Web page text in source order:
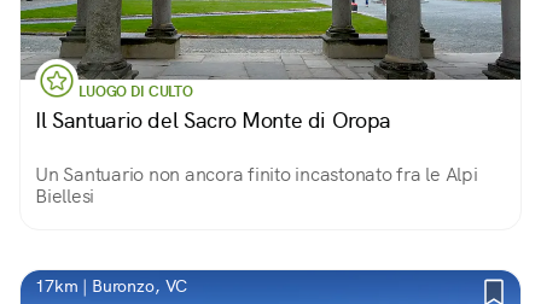
LUOGO DI CULTO
Il Santuario del Sacro Monte di Oropa
Un Santuario non ancora finito incastonato fra le Alpi
Biellesi
17km | Buronzo, VC